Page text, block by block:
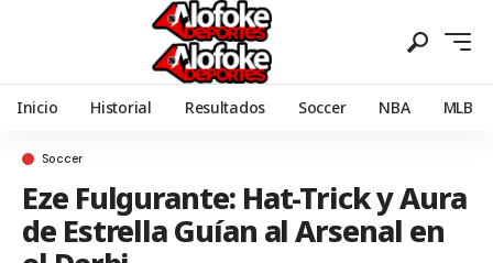
Inicio Historial Resultados Soccer NBA MLB
Soccer
Eze Fulgurante: Hat-Trick y Aura
de Estrella Guían al Arsenal en